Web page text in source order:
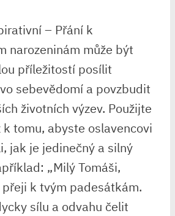
– Přání k
narozeninám⁣ může ​být
příležitostí posílit
sebevědomí a⁤ povzbudit
životních výzev. Použijte
k tomu, abyste oslavencovi
jak je jedinečný⁤ a​ silný
„Milý Tomáši,
k tvým padesátkám.
sílu‌ a odvahu čelit⁣